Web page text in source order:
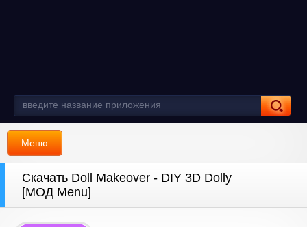
Меню
Скачать Doll Makeover - DIY 3D Dolly
[МОД Menu]